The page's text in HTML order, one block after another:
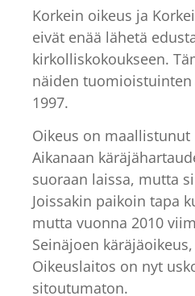
Korkein oikeus ja
eivät enää lähetä
kirkolliskokoukseen.
näiden
1997.
Oikeus on
Aikanaan
suoraan laissa, mutta
Joissakin paikoin tapa
mutta vuonna 2010
Seinäjoen
Oikeuslaitos on nyt
sitoutumaton.